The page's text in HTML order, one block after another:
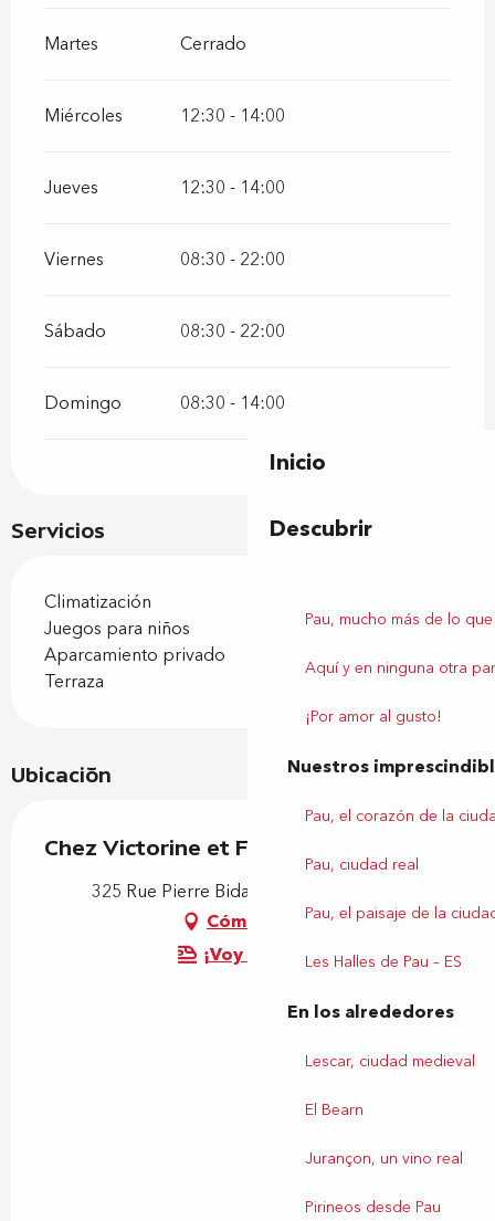
Inicio
Descubrir
Pau, mucho más de lo
Aquí y en ninguna otra
¡Por amor al gusto!
Nuestros
Pau, el corazón de la
Pau, ciudad real
Pau, el paisaje de la
Les Halles de Pau – ES
En los alrededores
Lescar, ciudad medieval
El Bearn
Jurançon, un vino real
Pirineos desde Pau
Servicios
Climatización
Juegos para niños
Aparcamiento privado
Terraza
Martes Cerrado
Miércoles 12:30 - 14:00
Jueves 12:30 - 14:00
Viernes 08:30 - 22:00
Sábado 08:30 - 22:00
Domingo 08:30 - 14:00
Ubicación
Chez Victorine et Fatima
325 Rue Pierre Bidau, 64290 Bosdarros
Cómo llegar
¡Voy en tren!